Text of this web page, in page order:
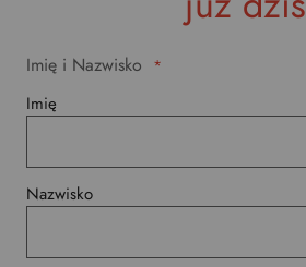
Imię i Nazwisko *
Imię
Nazwisko